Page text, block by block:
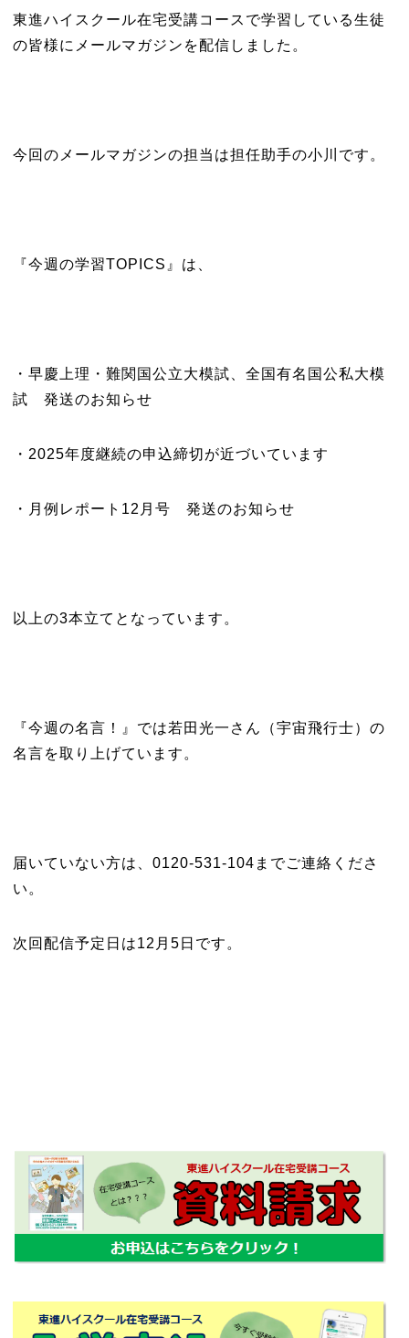
東進ハイスクール在宅受講コースで学習している生徒
の皆様にメールマガジンを配信しました。
今回のメールマガジンの担当は担任助手の小川です。
『今週の学習TOPICS』は、
・早慶上理・難関国公立大模試、全国有名国公私大模
試 発送のお知らせ
・2025年度継続の申込締切が近づいています
・月例レポート12月号 発送のお知らせ
以上の3本立てとなっています。
『今週の名言！』では若田光一さん（宇宙飛行士）の
名言を取り上げています。
届いていない方は、0120-531-104までご連絡くださ
い。
次回配信予定日は12月5日です。